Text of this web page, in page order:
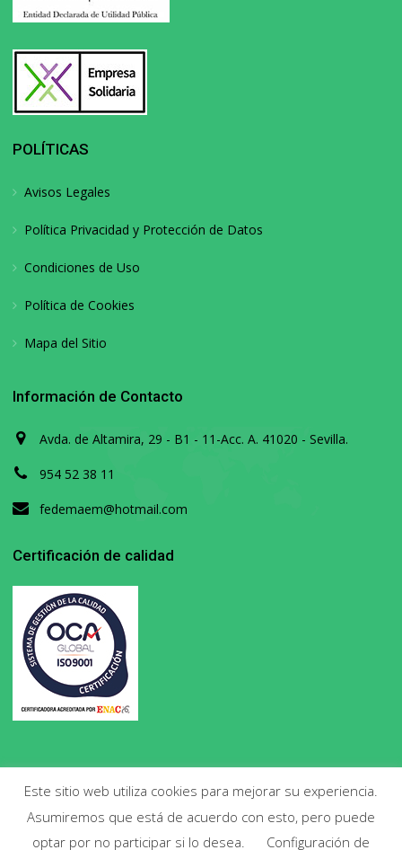
POLÍTICAS
Avisos Legales
Política Privacidad y Protección de Datos
Condiciones de Uso
Política de Cookies
Mapa del Sitio
Información de Contacto
Avda. de Altamira, 29 - B1 - 11-Acc. A. 41020 - Sevilla.
954 52 38 11
fedemaem@hotmail.com
Certificación de calidad
Copyright 2020. Todos los derechos reservados.
Este sitio web utiliza cookies para mejorar su experiencia.
Asumiremos que está de acuerdo con esto, pero puede
optar por no participar si lo desea.
Configuración de